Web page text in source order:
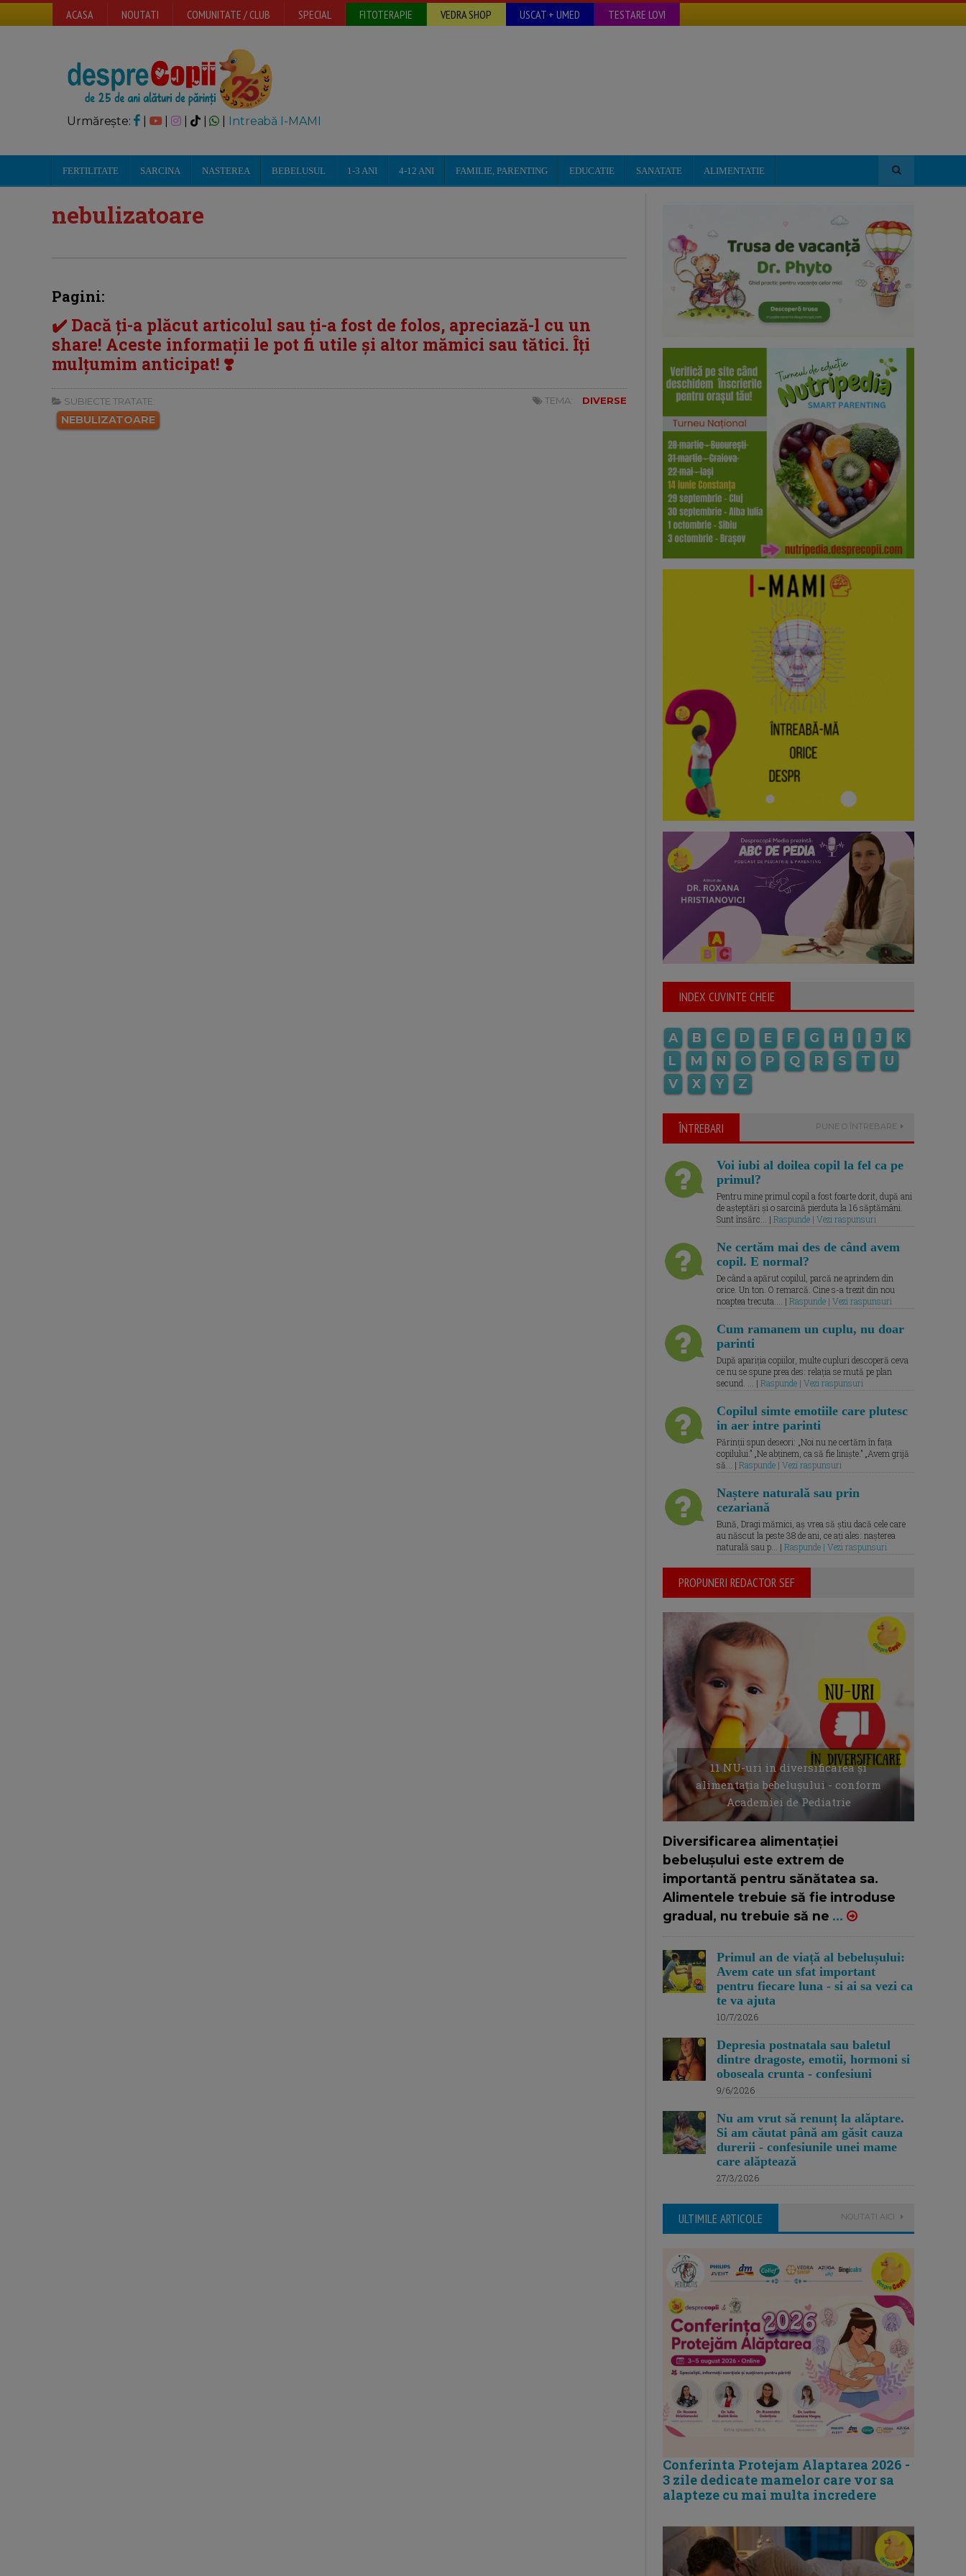
ACASA NOUTATI COMUNITATE / CLUB SPECIAL FITOTERAPIE VEDRA SHOP USCAT + UMED TESTARE LOVI
Urmărește: | | Intreabă I-MAMI
FERTILITATE SARCINA NASTEREA BEBELUSUL 1-3 ANI 4-12 ANI FAMILIE, PARENTING EDUCATIE SANATATE ALIMENTATIE
nebulizatoare
Pagini:
✔️ Dacă ți-a plăcut articolul sau ți-a fost de folos, apreciază-l cu un
share! Aceste informații le pot fi utile și altor mămici sau tătici. Îți
mulțumim anticipat! ❣️
SUBIECTE TRATATE:
NEBULIZATOARE
TEMA: DIVERSE
INDEX CUVINTE CHEIE
A B C D E F G H I J
K
L
M N O P Q R S T
U
V
X Y Z
ÎNTREBARI PUNE O ÎNTREBARE
Voi iubi al doilea copil la fel ca pe
primul?
Pentru mine primul copil a fost foarte dorit, după ani
de așteptări și o sarcină pierduta la 16 săptămâni.
Sunt însărc... | Raspunde | Vezi raspunsuri
Ne certăm mai des de când avem
copil. E normal?
De când a apărut copilul, parcă ne aprindem din
orice. Un ton. O remarcă. Cine s-a trezit din nou
noaptea trecuta.... | Raspunde | Vezi raspunsuri
Cum ramanem un cuplu, nu doar
parinti
După apariția copiilor, multe cupluri descoperă ceva
ce nu se spune prea des: relația se mută pe plan
secund. ... | Raspunde | Vezi raspunsuri
Copilul simte emotiile care plutesc
in aer intre parinti
Părinții spun deseori: „Noi nu ne certăm în fața
copilului.” „Ne abținem, ca să fie liniște.” „Avem grijă
să... | Raspunde | Vezi raspunsuri
Naștere naturală sau prin
cezariană
Bună, Dragi mămici, aș vrea să știu dacă cele care
au născut la peste 38 de ani, ce ați ales: nașterea
naturală sau p... | Raspunde | Vezi raspunsuri
PROPUNERI REDACTOR SEF
11 NU-uri in diversificarea și
alimentația bebelușului - conform
Academiei de Pediatrie
Diversificarea alimentației
bebelușului este extrem de
importantă pentru sănătatea sa.
Alimentele trebuie să fie introduse
gradual, nu trebuie să ne ...
Primul an de viață al bebelușului:
Avem cate un sfat important
pentru fiecare luna - si ai sa vezi ca
te va ajuta
10/7/2026
Depresia postnatala sau baletul
dintre dragoste, emotii, hormoni si
oboseala crunta - confesiuni
9/6/2026
Nu am vrut să renunț la alăptare.
Si am căutat până am găsit cauza
durerii - confesiunile unei mame
care alăptează
27/3/2026
ULTIMILE ARTICOLE NOUTATI AICI
Conferinta Protejam Alaptarea 2026 -
3 zile dedicate mamelor care vor sa
alapteze cu mai multa incredere